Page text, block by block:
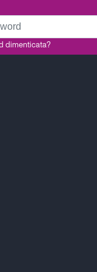
dimenticata?